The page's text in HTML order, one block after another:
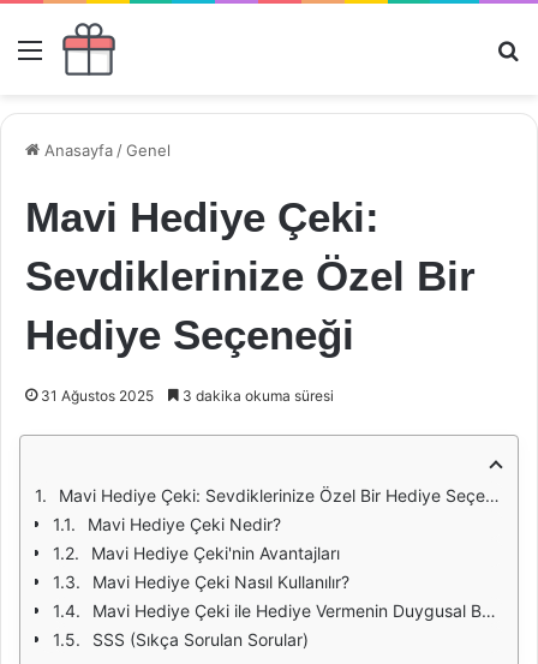
Menü
Anasayfa /Genel
Mavi Hediye Çeki:
Sevdiklerinize Özel Bir
Hediye Seçeneği
31 Ağustos 2025 3 dakika okuma süresi
Mavi Hediye Çeki: Sevdiklerinize Özel Bir Hediye Seçeneği
Mavi Hediye Çeki Nedir?
Mavi Hediye Çeki'nin Avantajları
Mavi Hediye Çeki Nasıl Kullanılır?
Mavi Hediye Çeki ile Hediye Vermenin Duygusal Boyutu
SSS (Sıkça Sorulan Sorular)